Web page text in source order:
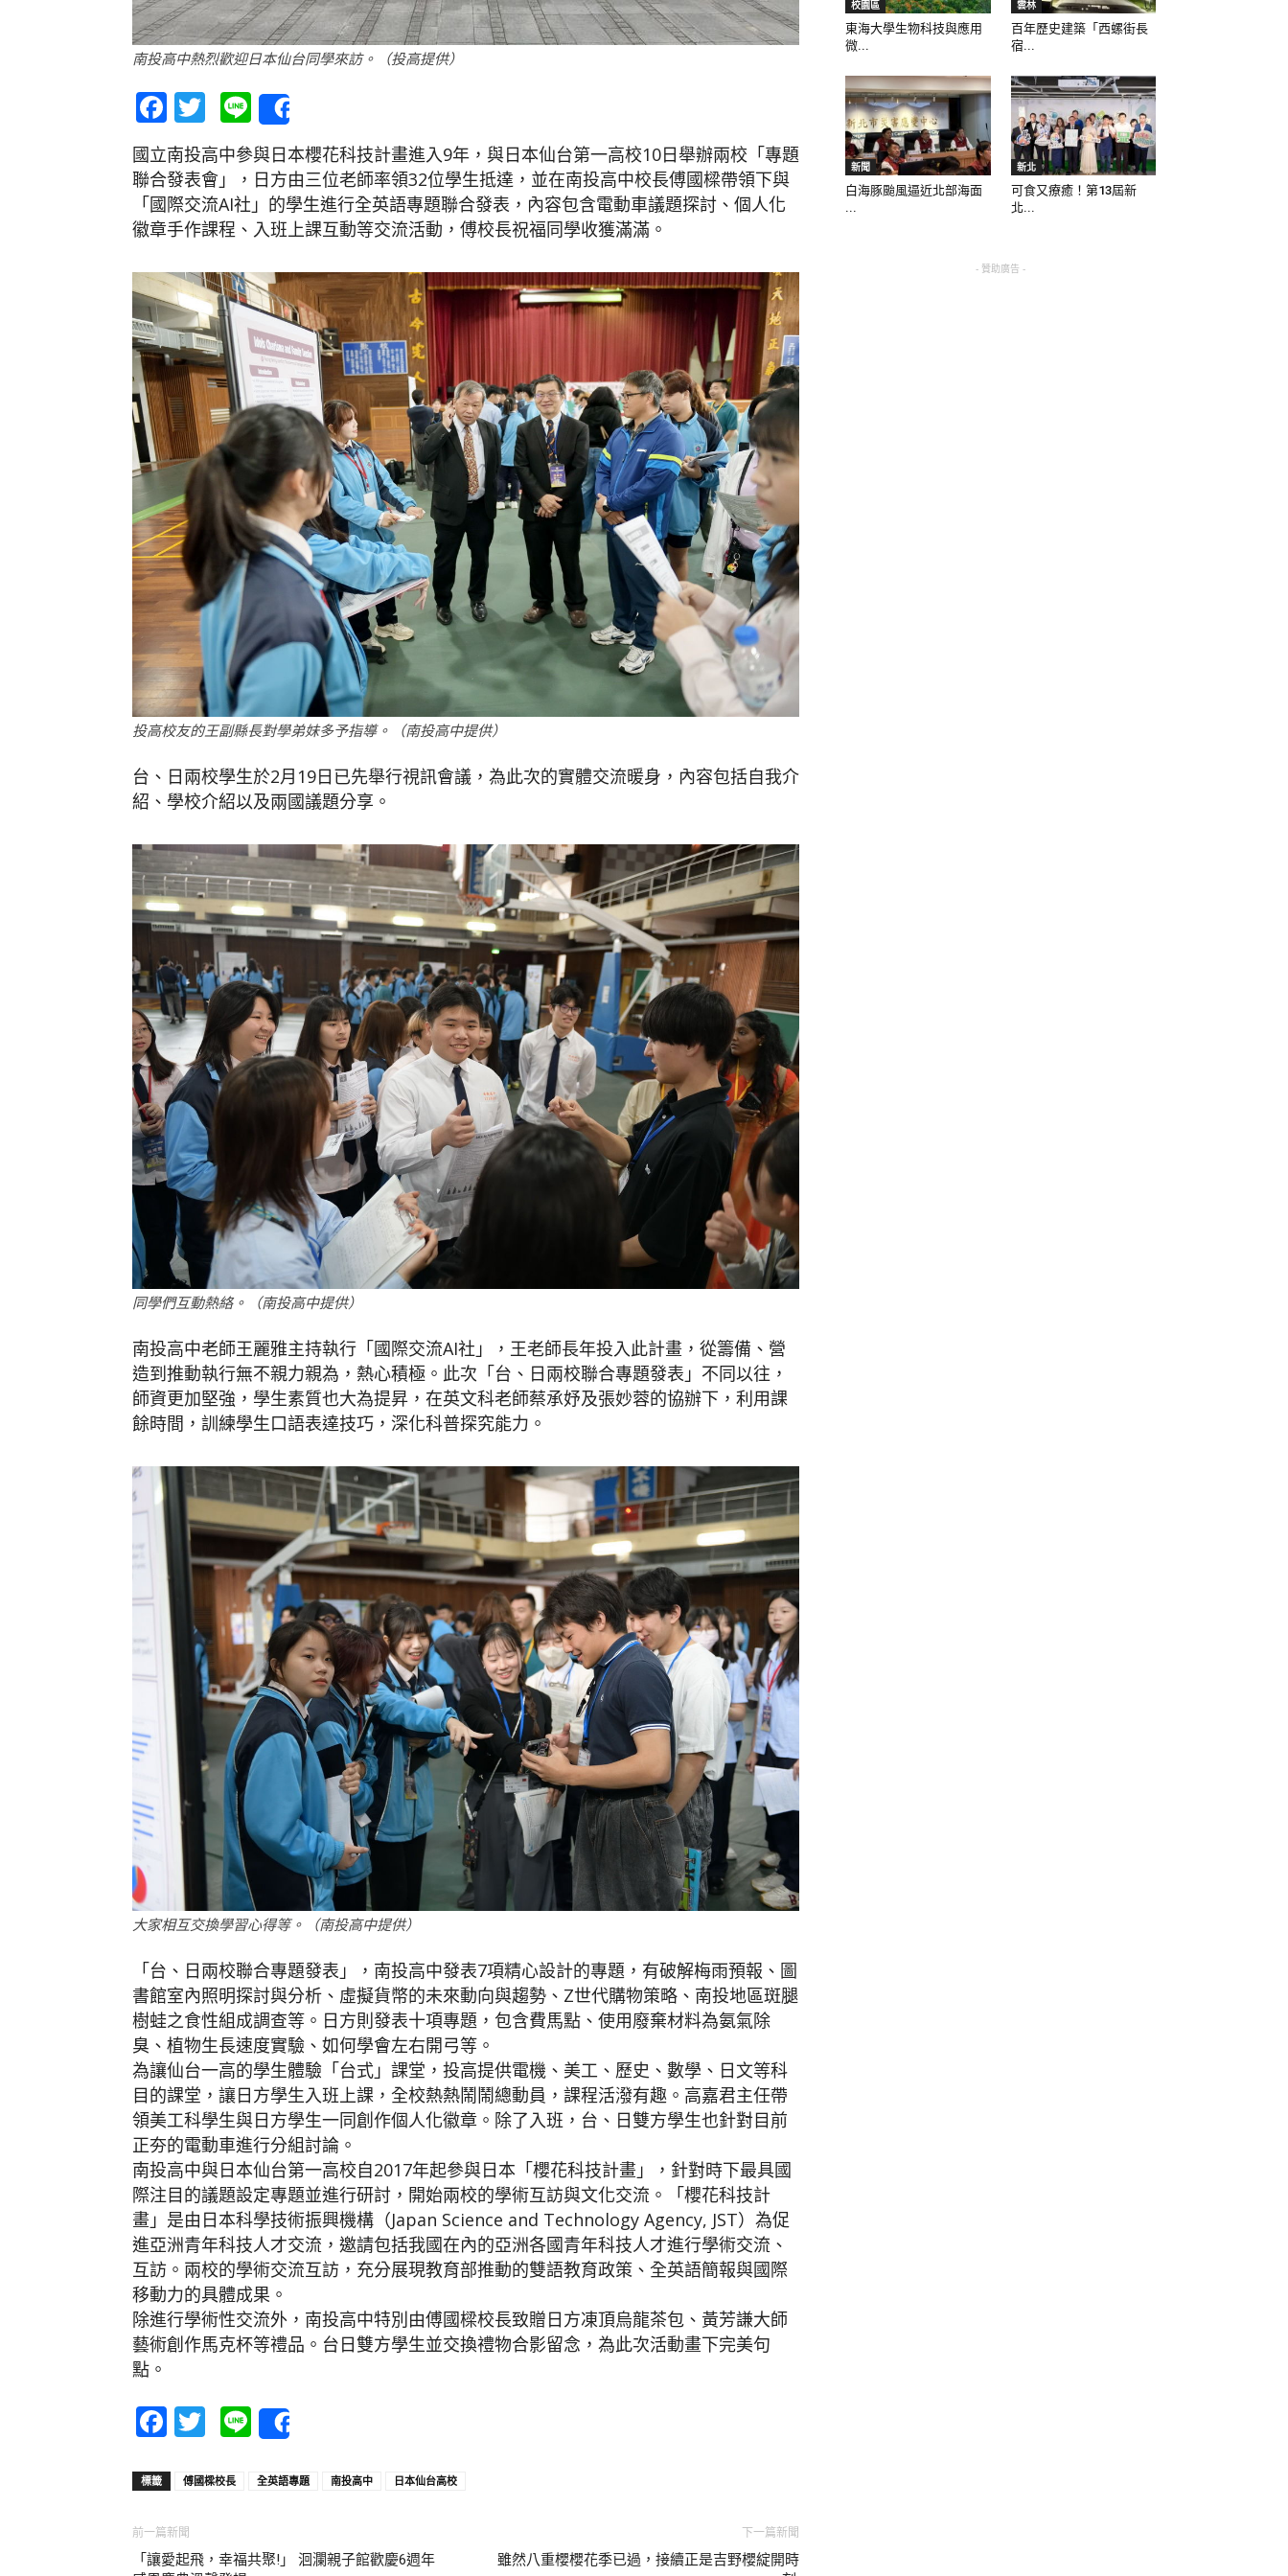
網
南投高中熱烈歡迎日本仙台同學來訪。（投高提供）
Facebook
Twitter
Line
國立南投高中參與日本櫻花科技計畫進入9年，與日本仙台第一高校10日舉辦兩校「專題
聯合發表會」，日方由三位老師率領32位學生抵達，並在南投高中校長傅國樑帶領下與
「國際交流AI社」的學生進行全英語專題聯合發表，內容包含電動車議題探討、個人化
徽章手作課程、入班上課互動等交流活動，傅校長祝福同學收獲滿滿。
投高校友的王副縣長對學弟妹多予指導。（南投高中提供）
台、日兩校學生於2月19日已先舉行視訊會議，為此次的實體交流暖身，內容包括自我介
紹、學校介紹以及兩國議題分享。
同學們互動熱絡。（南投高中提供）
南投高中老師王麗雅主持執行「國際交流AI社」，王老師長年投入此計畫，從籌備、營
造到推動執行無不親力親為，熱心積極。此次「台、日兩校聯合專題發表」不同以往，
師資更加堅強，學生素質也大為提昇，在英文科老師蔡承妤及張妙蓉的協辦下，利用課
餘時間，訓練學生口語表達技巧，深化科普探究能力。
大家相互交換學習心得等。（南投高中提供）
「台、日兩校聯合專題發表」，南投高中發表7項精心設計的專題，有破解梅雨預報、圖
書館室內照明探討與分析、虛擬貨幣的未來動向與趨勢、Z世代購物策略、南投地區斑腿
樹蛙之食性組成調查等。日方則發表十項專題，包含費馬點、使用廢棄材料為氨氣除
臭、植物生長速度實驗、如何學會左右開弓等。
為讓仙台一高的學生體驗「台式」課堂，投高提供電機、美工、歷史、數學、日文等科
目的課堂，讓日方學生入班上課，全校熱熱鬧鬧總動員，課程活潑有趣。高嘉君主任帶
領美工科學生與日方學生一同創作個人化徽章。除了入班，台、日雙方學生也針對目前
正夯的電動車進行分組討論。
南投高中與日本仙台第一高校自2017年起參與日本「櫻花科技計畫」，針對時下最具國
際注目的議題設定專題並進行研討，開始兩校的學術互訪與文化交流。「櫻花科技計
畫」是由日本科學技術振興機構（Japan Science and Technology Agency, JST）為促
進亞洲青年科技人才交流，邀請包括我國在內的亞洲各國青年科技人才進行學術交流、
互訪。兩校的學術交流互訪，充分展現教育部推動的雙語教育政策、全英語簡報與國際
移動力的具體成果。
除進行學術性交流外，南投高中特別由傅國樑校長致贈日方凍頂烏龍茶包、黃芳謙大師
藝術創作馬克杯等禮品。台日雙方學生並交換禮物合影留念，為此次活動畫下完美句
點。
Facebook
Twitter
Line
標籤 傅國樑校長 全英語專題 南投高中 日本仙台高校
前一篇新聞
「讓愛起飛，幸福共聚!」 洄瀾親子館歡慶6週年
下一篇新聞
雖然八重櫻櫻花季已過，接續正是吉野櫻綻開時
校園區
東海大學生物科技與應用
微...
雲林
百年歷史建築「西螺街長
宿...
新聞
白海豚颱風逼近北部海面
...
新北
可食又療癒！第13屆新
北...
- 贊助廣告 -